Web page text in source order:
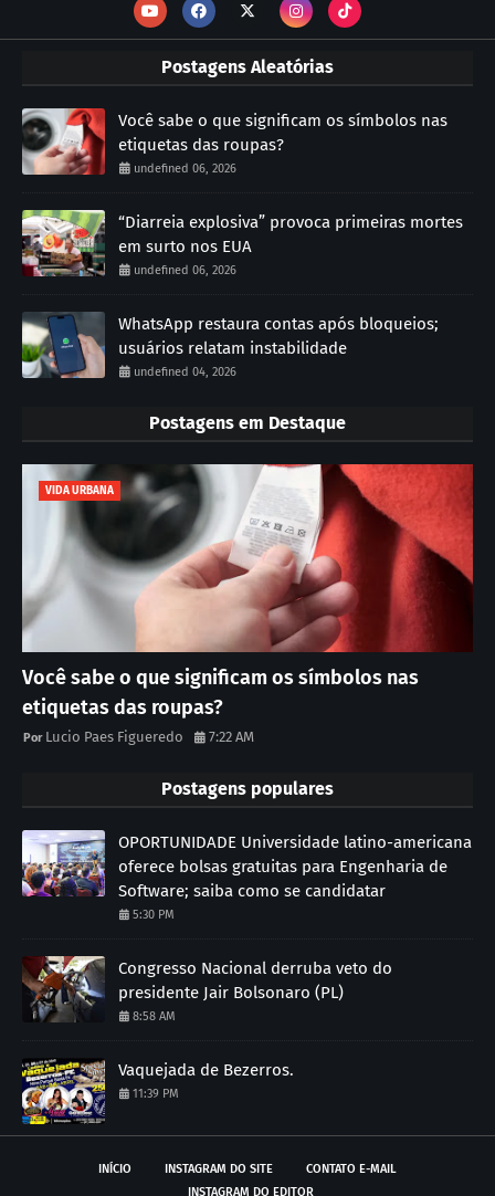
Postagens Aleatórias
Você sabe o que significam os símbolos nas
etiquetas das roupas?
undefined 06, 2026
“Diarreia explosiva” provoca primeiras mortes
em surto nos EUA
undefined 06, 2026
WhatsApp restaura contas após bloqueios;
usuários relatam instabilidade
undefined 04, 2026
Postagens em Destaque
VIDA URBANA
Você sabe o que significam os símbolos nas
etiquetas das roupas?
Lucio Paes Figueredo 7:22 AM
Postagens populares
OPORTUNIDADE Universidade latino-americana
oferece bolsas gratuitas para Engenharia de
Software; saiba como se candidatar
5:30 PM
Congresso Nacional derruba veto do
presidente Jair Bolsonaro (PL)
8:58 AM
Vaquejada de Bezerros.
11:39 PM
INÍCIO INSTAGRAM DO SITE
CONTATO E-MAIL
INSTAGRAM DO EDITOR